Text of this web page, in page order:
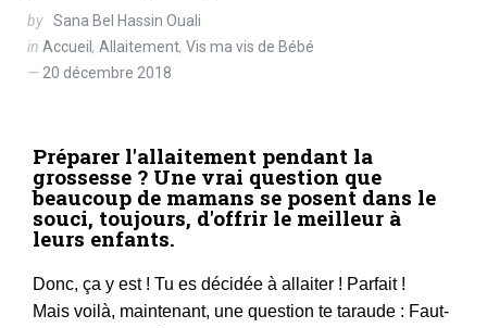
by Sana Bel Hassin Ouali
in Accueil , Allaitement, Vis ma vis de Bébé
20 décembre 2018
Préparer l'allaitement pendant la
grossesse ? Une vrai question que
beaucoup de mamans se posent dans le
souci, toujours, d'offrir le meilleur à
leurs enfants.
Donc, ça y est ! Tu es décidée à allaiter ! Parfait !
Mais voilà, maintenant, une question te taraude : Faut-